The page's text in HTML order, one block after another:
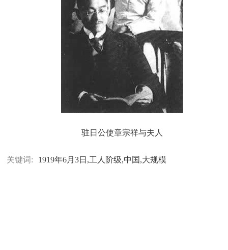
驻日公使章宗祥与夫人
关键词: 1919年6月3日,工人阶级,中国,大规模